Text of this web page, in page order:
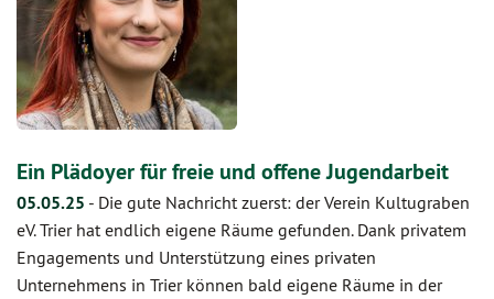
Ein Plädoyer für freie und offene Jugendarbeit
05.05.25 - Die gute Nachricht zuerst: der Verein Kultugraben
eV. Trier hat endlich eigene Räume gefunden. Dank privatem
Engagements und Unterstützung eines privaten
Unternehmens in Trier können bald eigene Räume in der